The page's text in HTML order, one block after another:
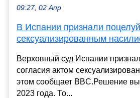
09:27, 02 Апр
В Испании признали
сексуализированным
Верховный суд Испании
согласия актом
этом сообщает BBC.Решение
2023 года. То...